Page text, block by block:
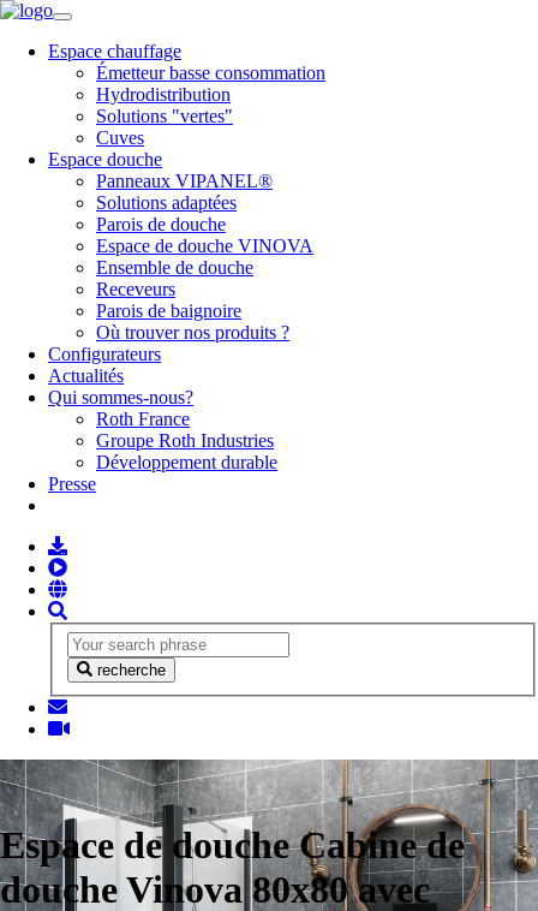
Espace chauffage
Émetteur basse consommation
Hydrodistribution
Solutions "vertes"
Cuves
Espace douche
Panneaux VIPANEL®
Solutions adaptées
Parois de douche
Espace de douche VINOVA
Ensemble de douche
Receveurs
Parois de baignoire
Où trouver nos produits ?
Configurateurs
Actualités
Qui sommes-nous?
Roth France
Groupe Roth Industries
Développement durable
Presse
recherche
Espace de douche Cabine de
douche Vinova 80x80 avec